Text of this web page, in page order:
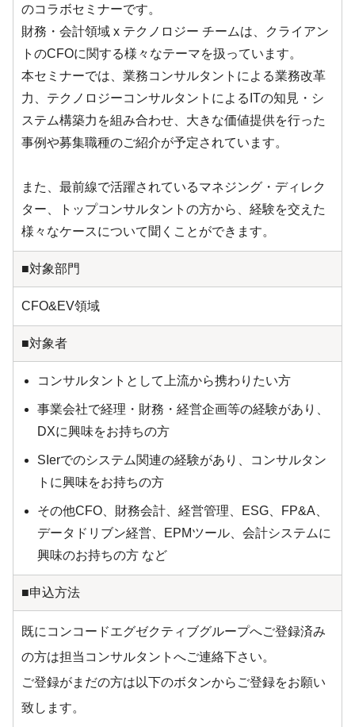
のコラボセミナーです。
財務・会計領域 x テクノロジー チームは、クライアン
トのCFOに関する様々なテーマを扱っています。
本セミナーでは、業務コンサルタントによる業務改革
力、テクノロジーコンサルタントによるITの知見・シ
ステム構築力を組み合わせ、大きな価値提供を行った
事例や募集職種のご紹介が予定されています。
また、最前線で活躍されているマネジング・ディレク
ター、トップコンサルタントの方から、経験を交えた
様々なケースについて聞くことができます。
■対象部門
CFO&EV領域
■対象者
コンサルタントとして上流から携わりたい方
事業会社で経理・財務・経営企画等の経験があり、
DXに興味をお持ちの方
SIerでのシステム関連の経験があり、コンサルタン
トに興味をお持ちの方
その他CFO、財務会計、経営管理、ESG、FP&A、
データドリブン経営、EPMツール、会計システムに
興味のお持ちの方 など
■申込方法
既にコンコードエグゼクティブグループへご登録済み
の方は担当コンサルタントへご連絡下さい。
ご登録がまだの方は以下のボタンからご登録をお願い
致します。